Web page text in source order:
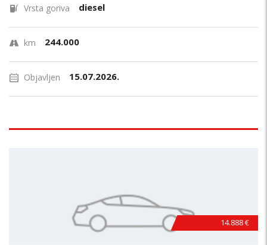
Vrsta goriva diesel
km 244.000
Objavljen 15.07.2026.
14.888 €